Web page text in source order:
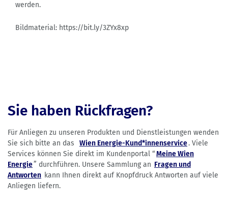
werden.
Bildmaterial: https://bit.ly/3ZYx8xp
Sie haben Rückfragen?
Für Anliegen zu unseren Produkten und Dienstleistungen wenden
Sie sich bitte an das
Wien Energie-Kund*innenservice. Viele
Services können Sie direkt im Kundenportal “Meine Wien
Energie” durchführen. Unsere Sammlung an Fragen und
Antworten kann Ihnen direkt auf Knopfdruck Antworten auf viele
Anliegen liefern.